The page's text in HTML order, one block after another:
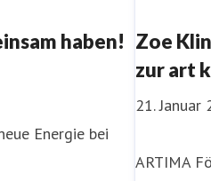
haben!
Energie bei
Zoe
zur art
21. Januar
ARTIMA